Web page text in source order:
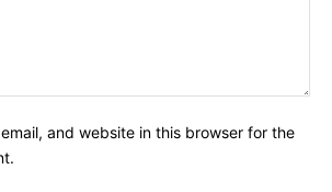
and website in this browser for the